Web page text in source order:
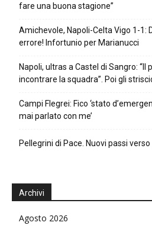
fare una buona stagione”
Amichevole, Napoli-Celta Vigo 1-1:
errore! Infortunio per Marianucci
Napoli, ultras a Castel di Sangro: “Il
incontrare la squadra”. Poi gli
Campi Flegrei: Fico ‘stato
mai parlato con me’
Pellegrini di Pace. Nuovi passi
Archivi
Agosto 2026